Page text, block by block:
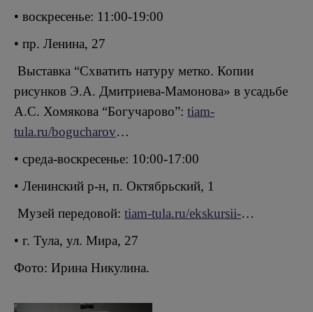
• воскресенье: 11:00-19:00
• пр. Ленина, 27
Выставка “Схватить натуру метко. Копии
рисунков Э.А. Дмитриева-Мамонова» в усадьбе
А.С. Хомякова “Богучарово”: tiam-
tula.ru/bogucharov…
• среда-воскресенье: 10:00-17:00
• Ленинский р-н, п. Октябрьский, 1
Музей передовой: tiam-tula.ru/ekskursii-…
• г. Тула, ул. Мира, 27
Фото: Ирина Никулина.